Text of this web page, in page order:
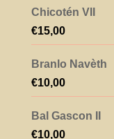
Chicotén VII
€15,00
Branlo Navèth
€10,00
Bal Gascon II
€10,00